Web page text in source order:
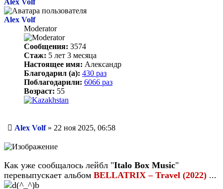
Alex Volf
Moderator
Сообщения: 3574
Стаж: 5 лет 3 месяца
Настоящее имя: Александр
Благодарил (а): 430 раз
Поблагодарили: 6066 раз
Возраст: 55
Сообщение
Alex Volf» 22 ноя 2025, 06:58
Как уже сообщалось лейбл "Italo Box Music"
перевыпускает альбом BELLATRIX – Travel (2022) ...